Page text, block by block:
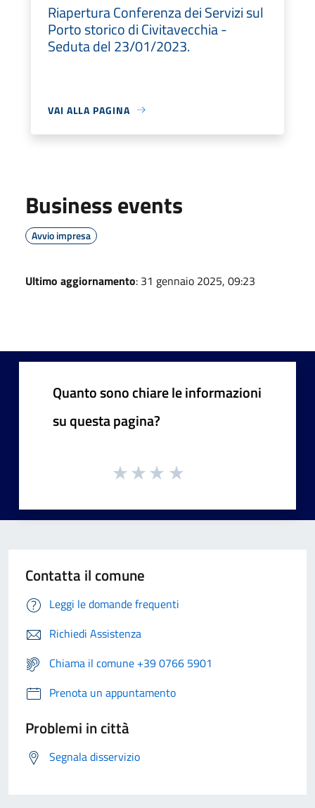
Riapertura Conferenza dei Servizi sul
Porto storico di Civitavecchia -
Seduta del 23/01/2023.
VAI ALLA PAGINA
Business events
Avvio impresa
Ultimo aggiornamento: 31 gennaio 2025, 09:23
Quanto sono chiare le informazioni
su questa pagina?
Contatta il comune
Leggi le domande frequenti
Richiedi Assistenza
Chiama il comune +39 0766 5901
Prenota un appuntamento
Problemi in città
Segnala disservizio